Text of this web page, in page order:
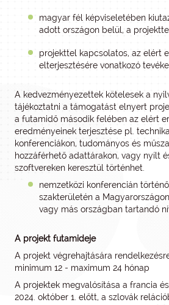
magyar fél képviseletében
adott országon belül, a
projekttel kapcsolatos, az elért
elterjesztésére vonatkozó
A kedvezményezettek kötelesek a
tájékoztatni a támogatást elnyert
a futamidő második felében az elért
eredményeinek terjesztése pl.
konferenciákon, tudományos és
hozzáférhető adattárakon, vagy nyílt
szoftvereken keresztül történhet.
nemzetközi konferencián
szakterületén a
vagy más országban tartandó
A projekt futamideje
A projekt végrehajtására
minimum 12 - maximum 24 hónap
A projektek megvalósítása a francia
2024. október 1. előtt, a szlovák